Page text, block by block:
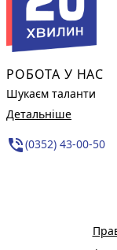
РОБОТА У НАС
Шукаєм таланти
Детальніше
phone_in_talk(0352) 43-00-50